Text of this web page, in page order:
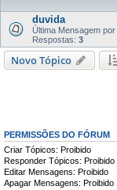
duvida
Última Mensagem por
Respostas: 3
Novo Tópico
PERMISSÕES DO FÓRUM
Criar Tópicos: Proibido
Responder Tópicos: Proibido
Editar Mensagens: Proibido
Apagar Mensagens: Proibido